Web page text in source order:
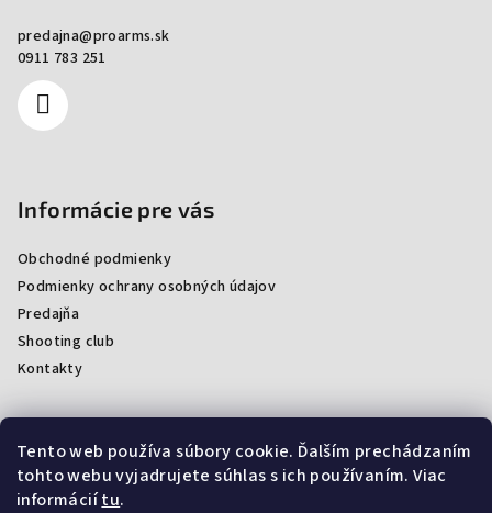
Tento web používa súbory cookie. Ďalším prechádzaním
tohto webu vyjadrujete súhlas s ich používaním. Viac
informáciítu.
predajna@proarms.sk
0911 783 251
Informácie pre vás
Obchodné podmienky
Podmienky ochrany osobných údajov
Predajňa
Shooting club
Kontakty
Facebook